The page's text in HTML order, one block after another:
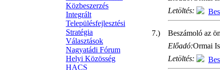
Közbeszerzés
Integrált
Településfejlesztési
Stratégia
Választások
Nagyatádi Fórum
Helyi Közösség
HACS
Letöltés:
7.)
Beszámoló az
Előadó:Ormai
Letöltés: